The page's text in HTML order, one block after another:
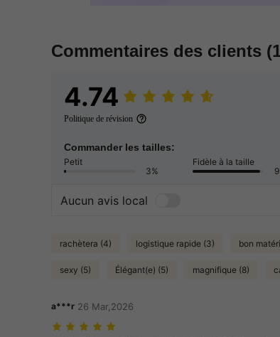
Commentaires des clients
4.74
Politique de révision
Commander les tailles:
Petit
3%
Fidèle à la taille
Aucun avis local
rachètera (4) logistique rapide (3) bon
sexy (5) Élégant(e) (5) magnifique (8)
a***r 26 Mar,2026